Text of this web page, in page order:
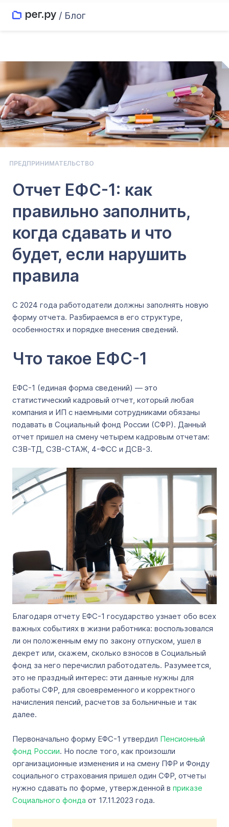
/ Блог
ПРЕДПРИНИМАТЕЛЬСТВО
Отчет EФС-1: как
правильно заполнить,
когда сдавать и что
будет, если нарушить
правила
С 2024 года работодатели должны заполнять новую
форму отчета. Разбираемся в его структуре,
особенностях и порядке внесения сведений.
Что такое EФС-1
EФC-1 (единая форма сведений) — это
статистический кадровый отчет, который любая
компания и ИП с наемными сотрудниками обязаны
подавать в Социальный фонд России (СФР). Данный
отчет пришел на смену четырем кадровым отчетам:
СЗВ-ТД, СЗВ-СТАЖ, 4-ФСС и ДСВ-3.
Благодаря отчету ЕФС-1 государство узнает обо всех
важных событиях в жизни работника: воспользовался
ли он положенным ему по закону отпуском, ушел в
декрет или, скажем, сколько взносов в Социальный
фонд за него перечислил работодатель. Разумеется,
это не праздный интерес: эти данные нужны для
работы СФР, для своевременного и корректного
начисления пенсий, расчетов за больничные и так
далее.
Первоначально форму ЕФС-1 утвердил Пенсионный
фонд России. Но после того, как произошли
организационные изменения и на смену ПФР и Фонду
социального страхования пришел один СФР, отчеты
нужно сдавать по форме, утвержденной в приказе
Социального фонда от 17.11.2023 года.